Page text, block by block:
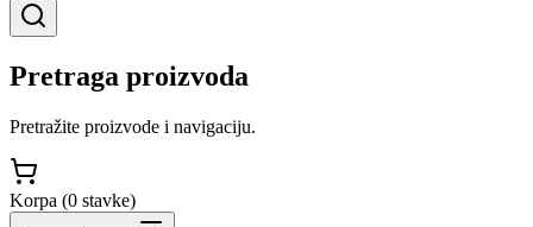
Pretraga proizvoda
Pretražite proizvode i navigaciju.
Korpa (0 stavke)